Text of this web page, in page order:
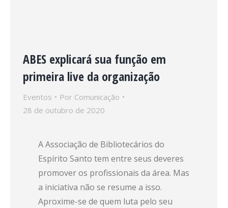
ABES explicará sua função em
primeira live da organização
Eventos Por Comunicação
28 de outubro de 2020
A Associação de Bibliotecários do
Espírito Santo tem entre seus deveres
promover os profissionais da área. Mas
a iniciativa não se resume a isso.
Aproxime-se de quem luta pelo seu